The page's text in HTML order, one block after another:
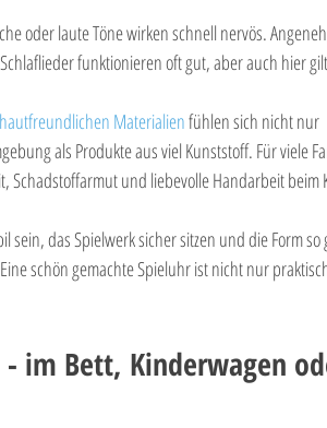
oder laute Töne wirken schnell nervös.
funktionieren oft gut, aber auch hier
Materialien fühlen sich nicht nur
als Produkte aus viel Kunststoff. Für viele
Schadstoffarmut und liebevolle Handarbeit beim
das Spielwerk sicher sitzen und die Form so
schön gemachte Spieluhr ist nicht nur
im Bett, Kinderwagen